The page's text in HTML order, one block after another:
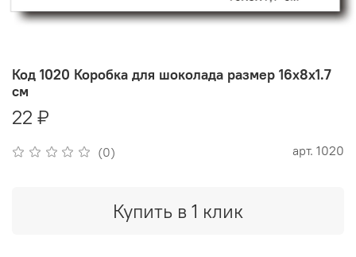
(0) арт. 1020
Код 1020 Коробка для шоколада размер 16х8х1.7
см
22 ₽
Купить в 1 клик